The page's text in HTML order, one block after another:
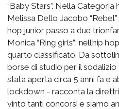
“Baby Stars”. Nella Categoria
Melissa Dello Jacobo “Rebel”
hop junior passo a due
Monica “Ring girls”; nell’hip
quarto classificato. Da
borse di studio per il sodalizio
stata aperta circa 5 anni fa e
lockdown - racconta la
vinto tanti concorsi e siamo